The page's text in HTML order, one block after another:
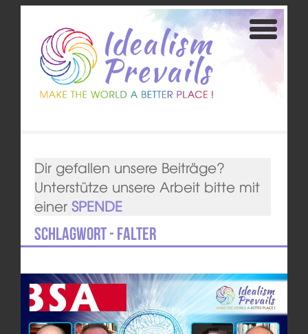
Dir gefallen unsere Beiträge?
Unterstütze unsere Arbeit bitte mit
einer SPENDE
Schlagwort - Falter